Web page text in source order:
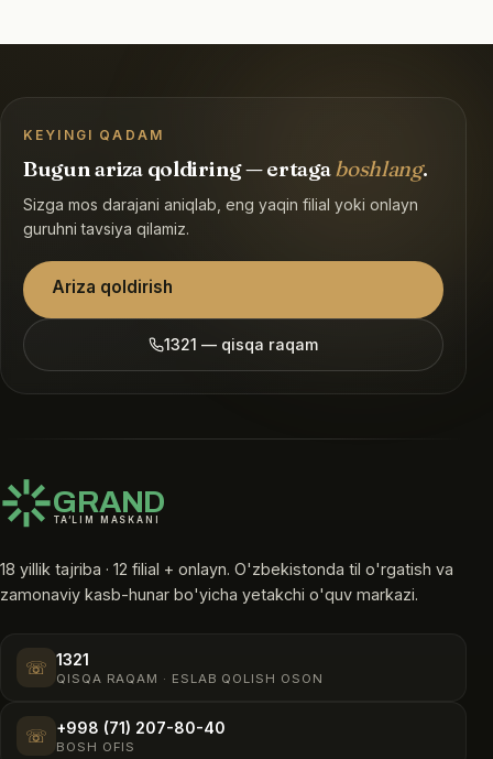
KEYINGI QADAM
Bugun ariza qoldiring — ertagaboshlang.
Sizga mos darajani aniqlab, eng yaqin filial yoki onlayn
guruhni tavsiya qilamiz.
Ariza qoldirish
1321 — qisqa raqam
GRAND
TA’LIM MASKANI
18 yillik tajriba · 12 filial + onlayn. O'zbekistonda til o'rgatish va
zamonaviy kasb-hunar bo'yicha yetakchi o'quv markazi.
☏ 1321
QISQA RAQAM · ESLAB QOLISH OSON
☏ +998 (71) 207-80-40
BOSH OFIS